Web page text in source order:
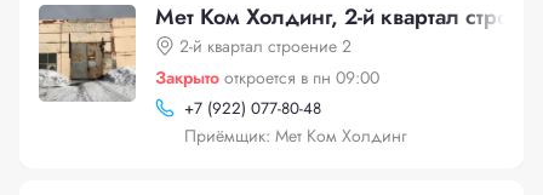
Мет Ком Холдинг, 2-й квартал
2-й квартал строение 2
Закрыто откроется в пн 09:00
+7 (922) 077-80-48
Приёмщик: Мет Ком Холдинг